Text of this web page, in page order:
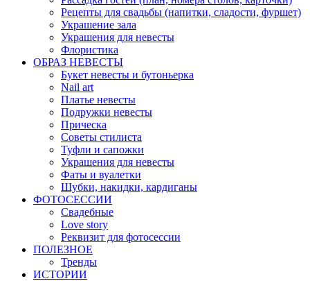
Рецепты для свадьбы (напитки, сладости, фуршет)
Украшение зала
Украшения для невесты
Флористика
ОБРАЗ НЕВЕСТЫ
Букет невесты и бутоньерка
Nail art
Платье невесты
Подружки невесты
Прическа
Советы стилиста
Туфли и сапожки
Украшения для невесты
Фаты и вуалетки
Шубки, накидки, кардиганы
ФОТОСЕССИИ
Свадебные
Love story
Реквизит для фотосессии
ПОЛЕЗНОЕ
Тренды
ИСТОРИИ